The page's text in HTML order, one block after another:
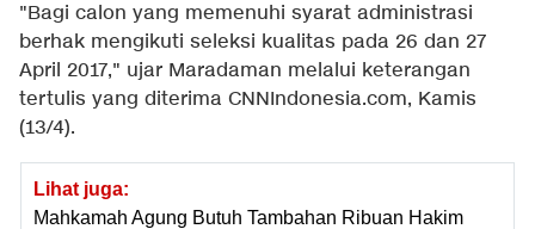
"Bagi calon yang memenuhi syarat administrasi
berhak mengikuti seleksi kualitas pada 26 dan 27
April 2017," ujar Maradaman melalui keterangan
tertulis yang diterima CNNIndonesia.com, Kamis
(13/4).
Lihat juga:
Mahkamah Agung Butuh Tambahan Ribuan Hakim